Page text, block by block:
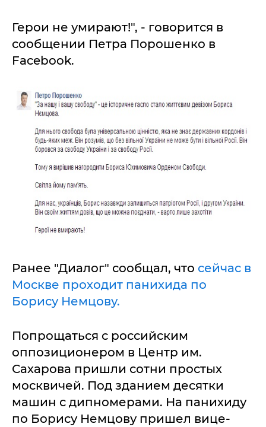
Герои не умирают!", - говорится в
сообщении Петра Порошенко в
Facebook.
Ранее "Диалог" сообщал, что сейчас в
Москве проходит панихида по
Борису Немцову.
Попрощаться с российским
оппозиционером в Центр им.
Сахарова пришли сотни простых
москвичей. Под зданием десятки
машин с дипномерами. На панихиду
по Борису Немцову пришел вице-